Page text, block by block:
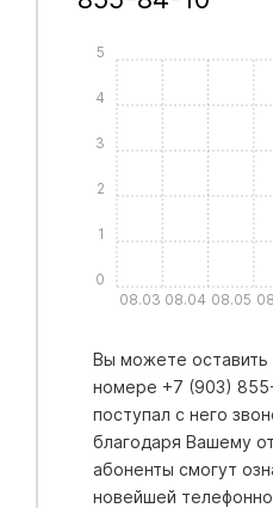
08.03 08.04 08.05
0
1
2
3
4
5
Вы можете оставить
номере +7 (903)
поступал с него
благодаря Вашему
абоненты смогут
новейшей